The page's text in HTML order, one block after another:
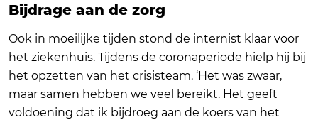
Bijdrage aan de zorg
Ook in moeilijke tijden stond de internist klaar voor
het ziekenhuis. Tijdens de coronaperiode hielp hij bij
het opzetten van het crisisteam. ‘Het was zwaar,
maar samen hebben we veel bereikt. Het geeft
voldoening dat ik bijdroeg aan de koers van het